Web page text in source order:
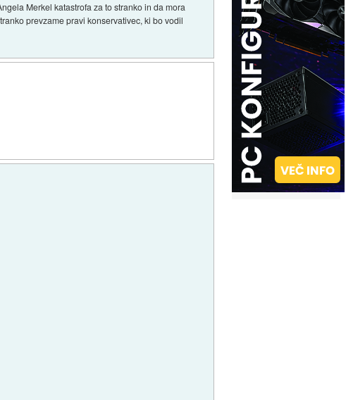
Merkel katastrofa za to stranko in da mora
prevzame pravi konservativec, ki bo vodil